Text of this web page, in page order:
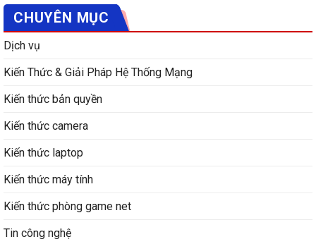
CHUYÊN MỤC
Dịch vụ
Kiến Thức & Giải Pháp Hệ Thống Mạng
Kiến thức bản quyền
Kiến thức camera
Kiến thức laptop
Kiến thức máy tính
Kiến thức phòng game net
Tin công nghệ